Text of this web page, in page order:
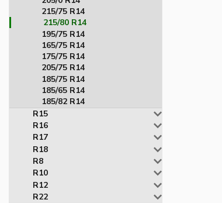
215/75 R14
215/80 R14
195/75 R14
165/75 R14
175/75 R14
205/75 R14
185/75 R14
185/65 R14
185/82 R14
R15
R16
R17
R18
R8
R10
R12
R22